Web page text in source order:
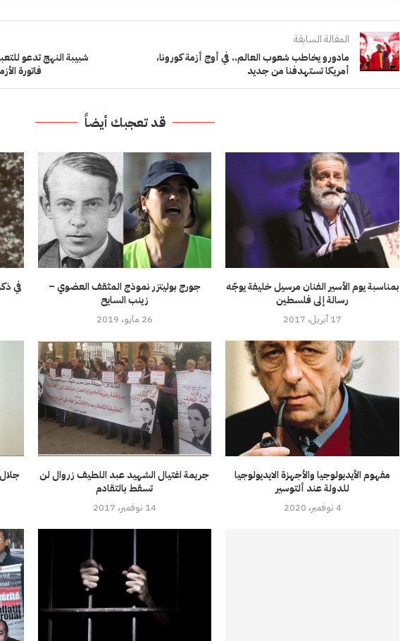
المقالة السابقة
مادورو يخاطب شعوب العالم.. في أوج أزمة كورونا،
أمريكا تستهدفنا من جديد
شبيبة النهج تدعو
فاتورة
قد تعجبك أيضاً
في
جورج بوليتزر نموذج المثقف العضوي –
زينب السايح
26 مايو، 2019
بمناسبة يوم الأسير الفنان مرسيل خليفة يوجّه
رسالة إلى فلسطين
17 أبريل، 2017
جريمة اغتيال الشهيد عبد اللطيف زروال لن
تسقط بالتقادم
14 نوفمبر، 2017
مفهوم الأيديولوجيا والأجهزة الايديولوجيا
للدولة عند ألتوسير
4 نوفمبر، 2020